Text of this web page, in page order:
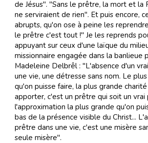
de Jésus". "Sans le prêtre, la mort et la
ne serviraient de rien". Et puis encore,
abrupts, qu'on ose à peine les
le prêtre c'est tout !" Je les reprends
appuyant sur ceux d'une laïque du
missionnaire engagée dans la banlieue
Madeleine Delbrêl : "L'absence d'un
une vie, une détresse sans nom. Le
qu'on puisse faire, la plus grande
apporter, c'est un prêtre qui soit un vrai
l'approximation la plus grande qu'on
bas de la présence visible du Christ...
prêtre dans une vie, c'est une misère
seule misère".